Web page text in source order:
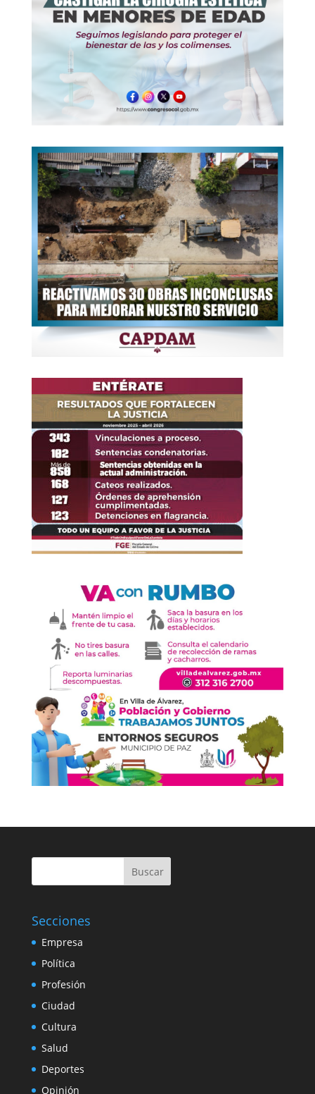
Buscar
Secciones
Empresa
Política
Profesión
Ciudad
Cultura
Salud
Deportes
Opinión